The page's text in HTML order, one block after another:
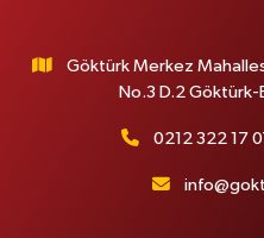
Göktürk Merkez
No.3 D.2
0212 322 17